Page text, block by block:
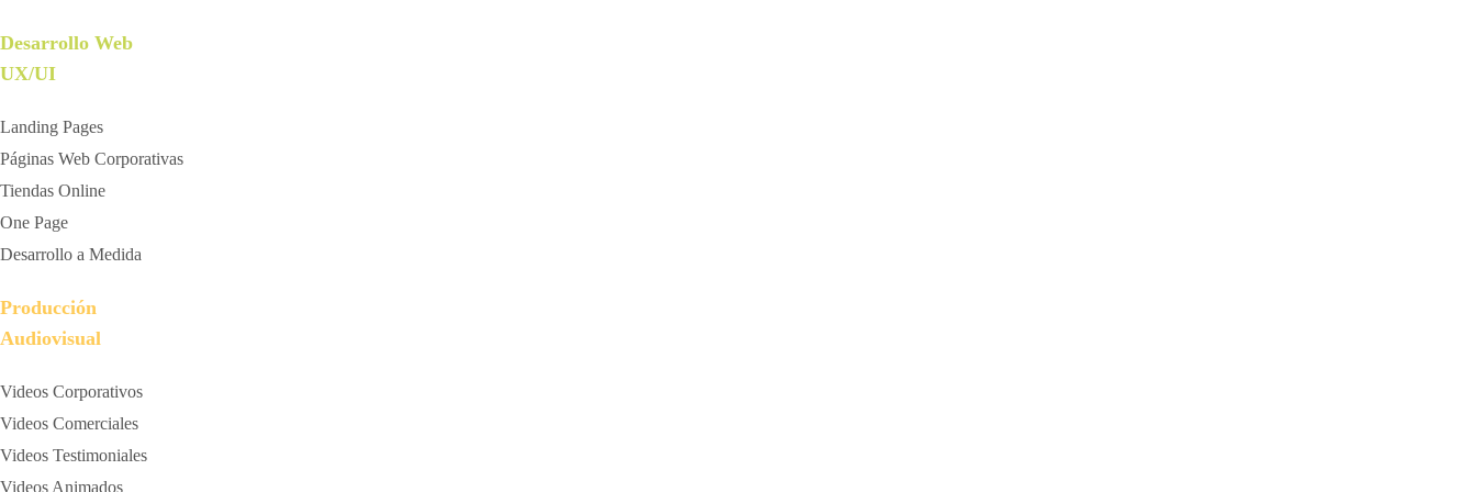
Desarrollo Web
UX/UI
Landing Pages
Páginas Web Corporativas
Tiendas Online
One Page
Desarrollo a Medida
Producción
Audiovisual
Videos Corporativos
Videos Comerciales
Videos Testimoniales
Videos Animados